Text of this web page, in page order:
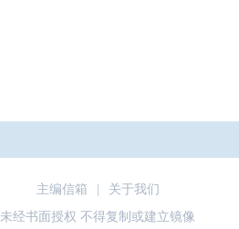
主编信箱
关于我们
未经书面授权 不得复制或建立镜像